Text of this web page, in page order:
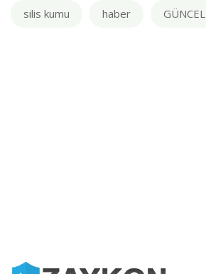
silis kumu haber GÜNCEL